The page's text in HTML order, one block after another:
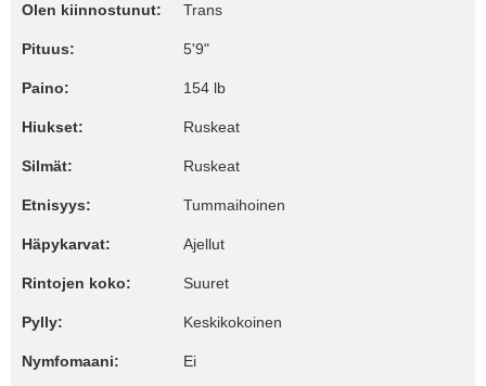
Olen kiinnostunut: Trans
Pituus: 5'9"
Paino: 154 lb
Hiukset: Ruskeat
Silmät: Ruskeat
Etnisyys: Tummaihoinen
Häpykarvat: Ajellut
Rintojen koko: Suuret
Pylly: Keskikokoinen
Nymfomaani: Ei